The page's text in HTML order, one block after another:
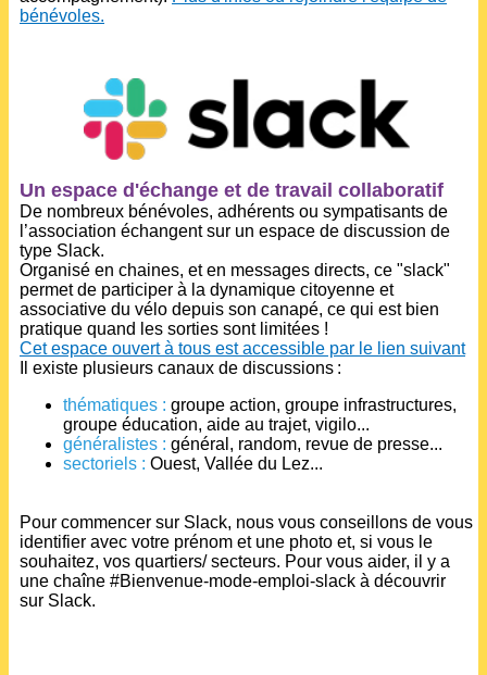
bénévoles.
Un espace d'échange et de travail collaboratif
De nombreux bénévoles, adhérents ou sympatisants de
l’association échangent sur un espace de discussion de
type Slack.
Organisé en chaines, et en messages directs, ce "slack"
permet de participer à la dynamique citoyenne et
associative du vélo depuis son canapé, ce qui est bien
pratique quand les sorties sont limitées !
Cet espace ouvert à tous est accessible par le lien suivant
Il existe plusieurs canaux de discussions :
thématiques : groupe action, groupe infrastructures,
groupe éducation, aide au trajet, vigilo...
généralistes : général, random, revue de presse...
sectoriels : Ouest, Vallée du Lez...
Pour commencer sur Slack, nous vous conseillons de vous
identifier avec votre prénom et une photo et, si vous le
souhaitez, vos quartiers/ secteurs. Pour vous aider, il y a
une chaîne #Bienvenue-mode-emploi-slack à découvrir
sur Slack.